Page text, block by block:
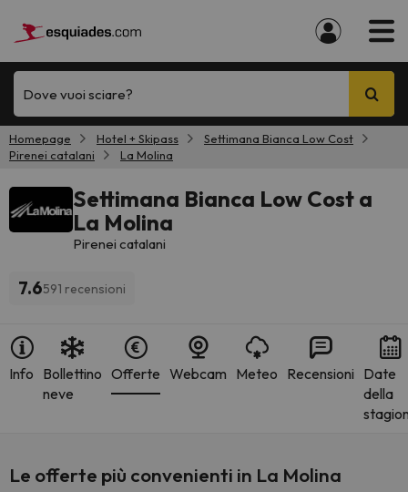
Dove vuoi sciare?
Homepage Hotel + Skipass
Settimana Bianca Low Cost
Pirenei catalani
La Molina
Settimana Bianca Low Cost a
La Molina
Pirenei catalani
7.6591 recensioni
Info Bollettino
neve
Offerte Webcam Meteo Recensioni Date
della
Le offerte più convenienti in La Molina